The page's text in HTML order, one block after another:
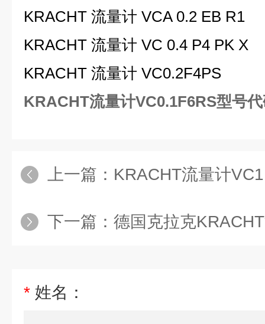
KRACHT 流量计 VCA 0.2 EB R1
KRACHT 流量计 VC 0.4 P4 PK X
KRACHT 流量计 VC0.2F4PS
KRACHT流量计VC0.1F6RS型号
上一篇： KRACHT流量计
下一篇： 德国克拉克KRACHT流
* 姓名：